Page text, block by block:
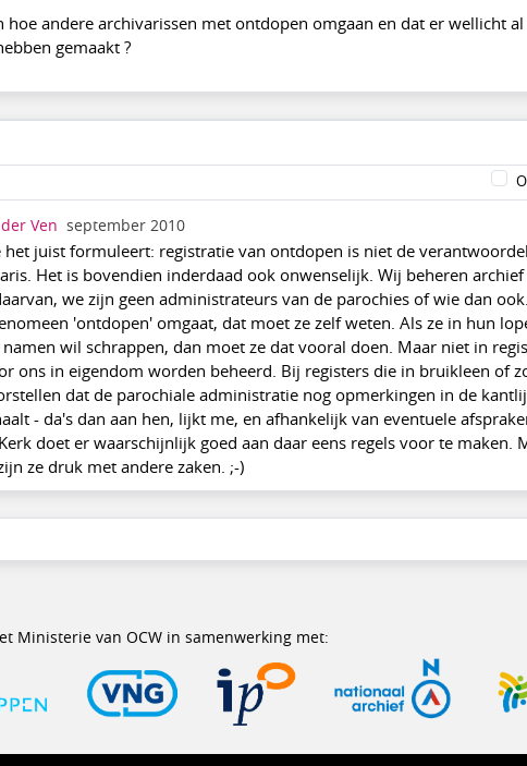
andere archivarissen met ontdopen omgaan en dat er wellicht
gemaakt ?
Ven september 2010
juist formuleert: registratie van ontdopen is niet de
Het is bovendien inderdaad ook onwenselijk. Wij beheren
we zijn geen administrateurs van de parochies of wie dan
'ontdopen' omgaat, dat moet ze zelf weten. Als ze in hun
wil schrappen, dan moet ze dat vooral doen. Maar niet in
ons in eigendom worden beheerd. Bij registers die in bruikleen of
dat de parochiale administratie nog opmerkingen in de
- da's dan aan hen, lijkt me, en afhankelijk van eventuele
doet er waarschijnlijk goed aan daar eens regels voor te maken.
ze druk met andere zaken. ;-)
Ministerie van OCW in samenwerking met: